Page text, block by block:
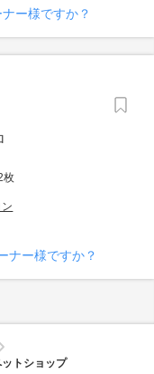
ー様ですか？
枚
ナー様ですか？
トショップ